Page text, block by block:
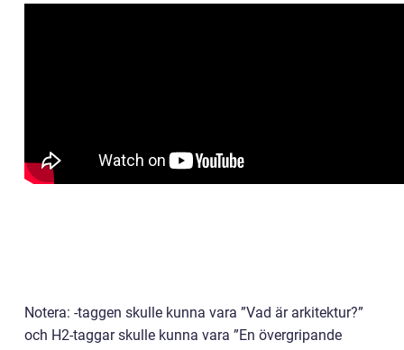
Notera: -taggen skulle kunna vara ”Vad är arkitektur?”
och H2-taggar skulle kunna vara ”En övergripande